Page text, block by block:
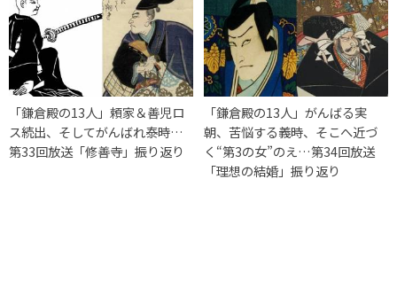
「鎌倉殿の13人」頼家＆善児ロ
ス続出、そしてがんばれ泰時…
第33回放送「修善寺」振り返り
「鎌倉殿の13人」がんばる実
朝、苦悩する義時、そこへ近づ
く“第3の女”のえ…第34回放送
「理想の結婚」振り返り